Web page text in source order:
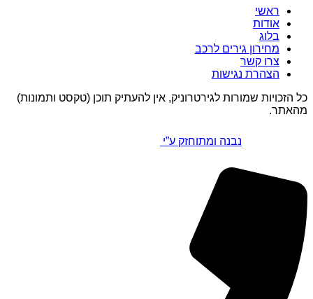
ראשי
אודות
בלוג
מחירון גירים לרכב
צרו קשר
הצהרת נגישות
כל הזכויות שמורות לגירטרוניק, אין להעתיק תוכן (טקסט ותמונות)
מהאתר.
נבנה ומתוחזק ע”י